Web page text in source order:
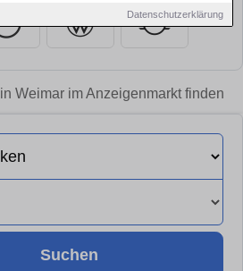
Datenschutzerklärung
Weimar im Anzeigenmarkt finden
Suchen